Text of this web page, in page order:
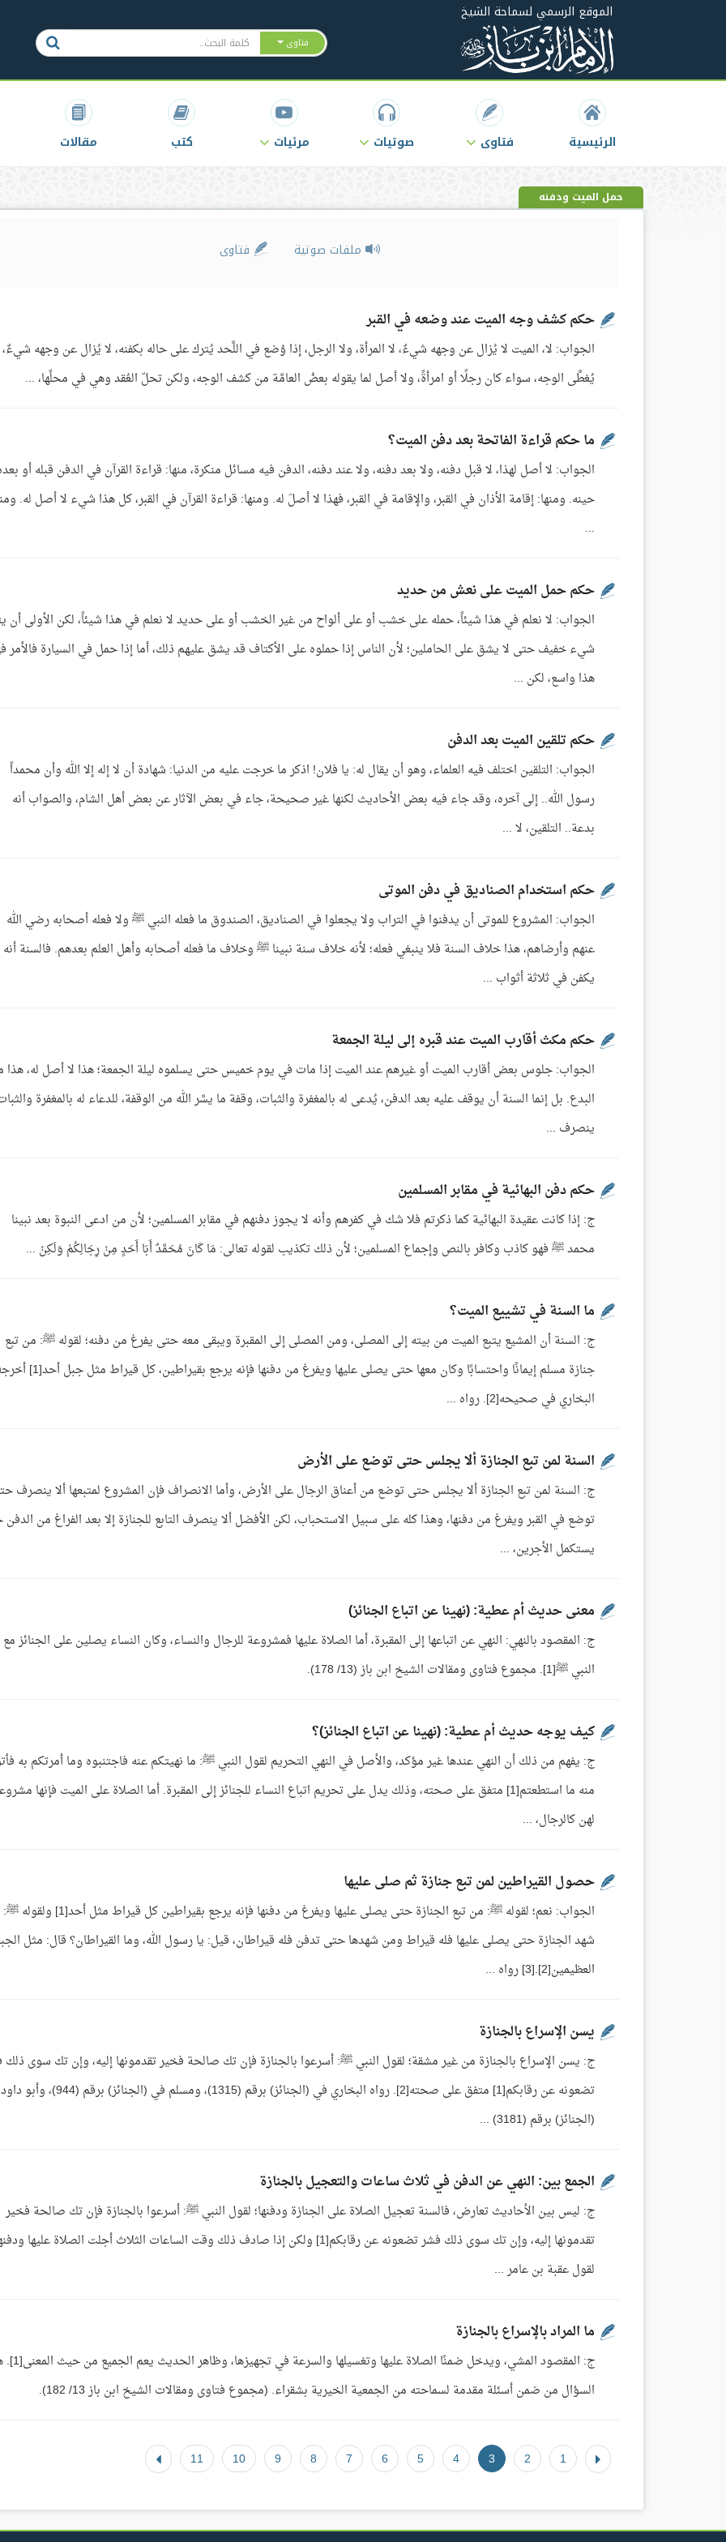
الموقع الرسمي لسماحة الشيخ
فتاوى
الرئيسية فتاوى صوتيات مرئيات كتب مقالات
حمل الميت ودفنه
ملفات صوتية فتاوى
حكم كشف وجه الميت عند وضعه في القبر
الجواب: لا، الميت لا يُزال عن وجهه شيءٌ، لا المرأة، ولا الرجل، إذا وُضع في اللَّحد يُترك على حاله بكفنه، لا يُزال عن وجهه
يُغطَّى الوجه، سواء كان رجلًا أو امرأةً، ولا أصل لما يقوله بعضُ العامَّة من كشف الوجه، ولكن تحلّ العُقد وهي في محلِّها، ...
ما حكم قراءة الفاتحة بعد دفن الميت؟
الجواب: لا أصل لهذا، لا قبل دفنه، ولا بعد دفنه، ولا عند دفنه، الدفن فيه مسائل منكرة، منها: قراءة القرآن في الدفن قبله أو
حينه. ومنها: إقامة الأذان في القبر، والإقامة في القبر، فهذا لا أصلَ له. ومنها: قراءة القرآن في القبر، كل هذا شيء لا أصل له.
...
حكم حمل الميت على نعش من حديد
الجواب: لا نعلم في هذا شيئاً، حمله على خشب أو على ألواح من غير الخشب أو على حديد لا نعلم في هذا شيئاً، لكن الأولى أن
شيء خفيف حتى لا يشق على الحاملين؛ لأن الناس إذا حملوه على الأكتاف قد يشق عليهم ذلك، أما إذا حمل في السيارة فالأمر
هذا واسع، لكن ...
حكم تلقين الميت بعد الدفن
الجواب: التلقين اختلف فيه العلماء، وهو أن يقال له: يا فلان! اذكر ما خرجت عليه من الدنيا: شهادة أن لا إله إلا الله وأن محمداً
رسول الله.. إلى آخره، وقد جاء فيه بعض الأحاديث لكنها غير صحيحة، جاء في بعض الآثار عن بعض أهل الشام، والصواب أنه
بدعة.. التلقين، لا ...
حكم استخدام الصناديق في دفن الموتى
الجواب: المشروع للموتى أن يدفنوا في التراب ولا يجعلوا في الصناديق، الصندوق ما فعله النبي ﷺ ولا فعله أصحابه رضي الله
عنهم وأرضاهم، هذا خلاف السنة فلا ينبغي فعله؛ لأنه خلاف سنة نبينا ﷺ وخلاف ما فعله أصحابه وأهل العلم بعدهم. فالسنة أنه
يكفن في ثلاثة أثواب ...
حكم مكث أقارب الميت عند قبره إلى ليلة الجمعة
الجواب: جلوس بعض أقارب الميت أو غيرهم عند الميت إذا مات في يوم خميس حتى يسلموه ليلة الجمعة؛ هذا لا أصل له، هذا
البدع. بل إنما السنة أن يوقف عليه بعد الدفن، يُدعى له بالمغفرة والثبات، وقفة ما يسَّر الله من الوقفة، للدعاء له بالمغفرة
ينصرف ...
حكم دفن البهائية في مقابر المسلمين
ج: إذا كانت عقيدة البهائية كما ذكرتم فلا شك في كفرهم وأنه لا يجوز دفنهم في مقابر المسلمين؛ لأن من ادعى النبوة بعد نبينا
محمد ﷺ فهو كاذب وكافر بالنص وإجماع المسلمين؛ لأن ذلك تكذيب لقوله تعالى: مَا كَانَ مُحَمَّدٌ أَبَا أَحَدٍ مِنْ رِجَالِكُمْ وَلَكِنْ ...
ما السنة في تشييع الميت؟
ج: السنة أن المشيع يتبع الميت من بيته إلى المصلى، ومن المصلى إلى المقبرة ويبقى معه حتى يفرغ من دفنه؛ لقوله ﷺ: من تبع
جنازة مسلم إيمانًا واحتسابًا وكان معها حتى يصلى عليها ويفرغ من دفنها فإنه يرجع بقيراطين، كل
البخاري في صحيحه[2]. رواه ...
السنة لمن تبع الجنازة ألا يجلس حتى توضع على الأرض
ج: السنة لمن تبع الجنازة ألا يجلس حتى توضع من أعناق الرجال على الأرض، وأما الانصراف فإن المشروع لمتبعها ألا ينصرف
توضع في القبر ويفرغ من دفنها، وهذا كله على سبيل الاستحباب، لكن الأفضل ألا ينصرف التابع للجنازة إلا بعد الفراغ من
يستكمل الأجرين، ...
معنى حديث أم عطية: (نهينا عن اتباع الجنائز)
ج: المقصود بالنهي: النهي عن اتباعها إلى المقبرة، أما الصلاة عليها فمشروعة للرجال والنساء، وكان النساء يصلين على الجنائز مع
النبي ﷺ[1]. مجموع فتاوى ومقالات الشيخ ابن باز (13/ 178).
كيف يوجه حديث أم عطية: (نهينا عن اتباع الجنائز)؟
ج: يفهم من ذلك أن النهي عندها غير مؤكد، والأصل في النهي التحريم لقول النبي ﷺ: ما نهيتكم عنه فاجتنبوه وما أمرتكم به
منه ما استطعتم[1] متفق على صحته، وذلك يدل على تحريم اتباع النساء للجنائز إلى المقبرة. أما الصلاة على الميت فإنها
لهن كالرجال، ...
حصول القيراطين لمن تبع جنازة ثم صلى عليها
الجواب: نعم؛ لقوله ﷺ: من تبع الجنازة حتى يصلى عليها ويفرغ من دفنها فإنه يرجع بقيراطين
شهد الجنازة حتى يصلى عليها فله قيراط ومن شهدها حتى تدفن فله قيراطان، قيل: يا رسول الله، وما القيراطان؟ قال: مثل
العظيمين[2].[3] رواه ...
يسن الإسراع بالجنازة
ج: يسن الإسراع بالجنازة من غير مشقة؛ لقول النبي ﷺ: أسرعوا بالجنازة فإن تك صالحة فخير تقدمونها إليه، وإن تك سوى
تضعونه عن رقابكم[1] متفق على صحته[2]. رواه البخاري في (الجنائز) برقم (1315)، ومسلم في
(الجنائز) برقم (3181) ...
الجمع بين: النهي عن الدفن في ثلاث ساعات والتعجيل بالجنازة
ج: ليس بين الأحاديث تعارض، فالسنة تعجيل الصلاة على الجنازة ودفنها؛ لقول النبي ﷺ: أسرعوا بالجنازة فإن تك صالحة فخير
تقدمونها إليه، وإن تك سوى ذلك فشر تضعونه عن رقابكم[1] ولكن إذا صادف ذلك وقت الساعات الثلاث أجلت الصلاة عليها
لقول عقبة بن عامر ...
ما المراد بالإسراع بالجنازة
ج: المقصود المشي، ويدخل ضمنًا الصلاة عليها
السؤال من ضمن أسئلة مقدمة لسماحته من الجمعية الخيرية بشقراء. (مجموع فتاوى ومقالات الشيخ ابن باز 13/ 182).
1
2
3
4
5
6
7
8
9
10
11